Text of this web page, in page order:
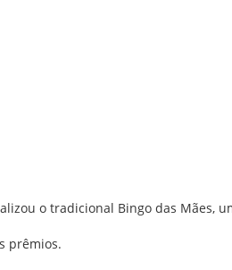
o tradicional Bingo das Mães,
prêmios.